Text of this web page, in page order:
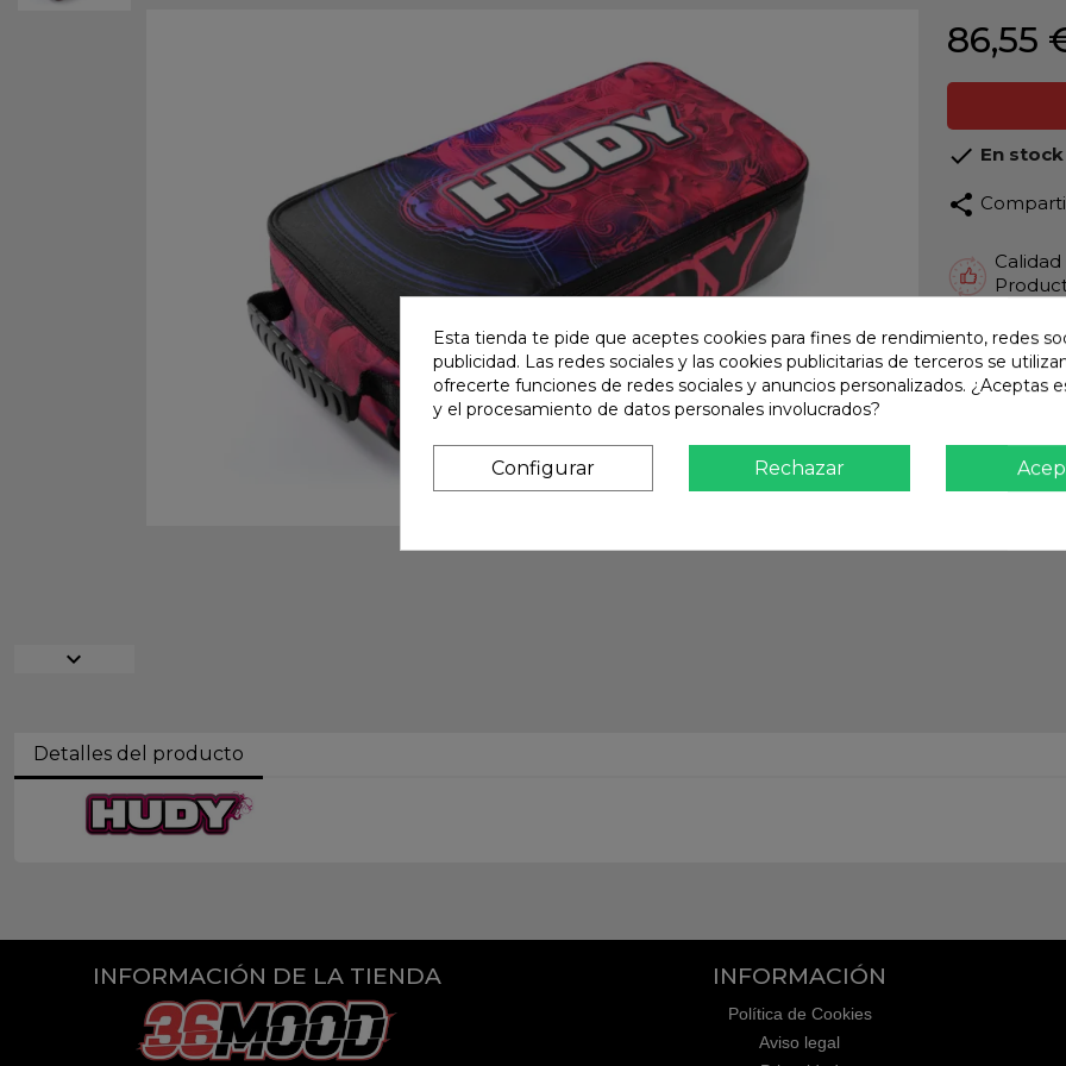
expand_more
86,55
 En stock
share
Calidad
Envío
Pago
Te
Detalles del producto
INFORMACIÓN DE LA TIENDA INFORMACIÓN
Política de Cookies
Aviso legal
Esta tienda te pide que aceptes cookies para fines de rendimiento, redes
publicidad. Las redes sociales y las cookies publicitarias de terceros se
ofrecerte funciones de redes sociales y anuncios personalizados. ¿Aceptas
y el procesamiento de datos personales involucrados?
Configurar Rechazar